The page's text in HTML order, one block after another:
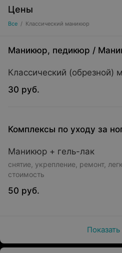
Цены
Все / Классический маникюр
Маникюр, педикюр /
Классический (обрезной)
30 руб.
Комплексы по уходу за
Маникюр + гель-лак
снятие, укрепление, ремонт,
стоимость
50 руб.